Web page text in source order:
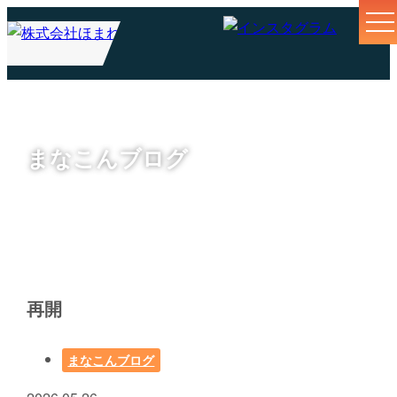
まなこんブログ
再開
まなこんブログ